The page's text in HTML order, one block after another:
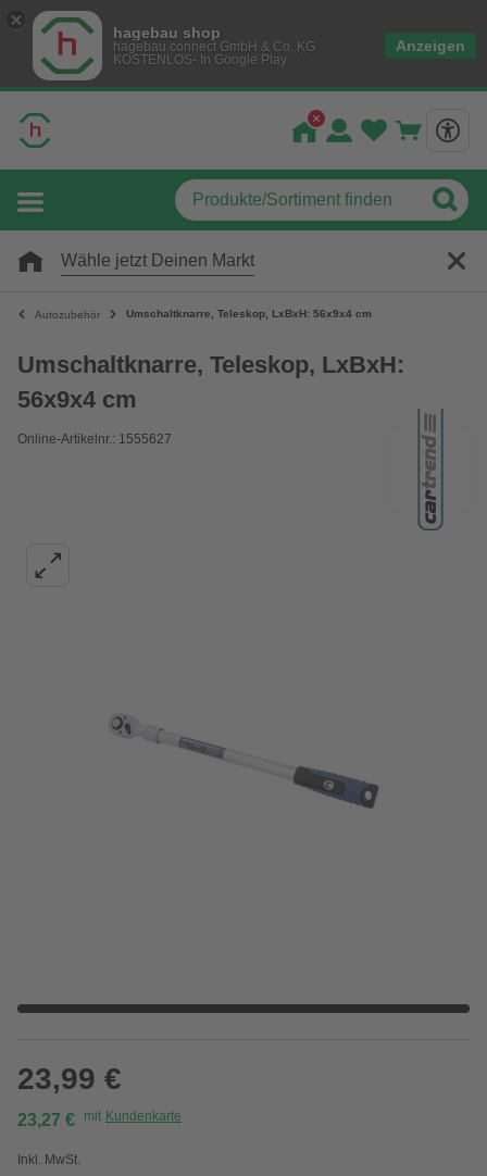
hagebau shop
hagebau connect GmbH & Co. KG
KOSTENLOS- In Google Play
Anzeigen
Wähle jetzt Deinen Markt
Autozubehör Umschaltknarre, Teleskop, LxBxH: 56x9x4 cm
Umschaltknarre, Teleskop, LxBxH:
56x9x4 cm
Online-Artikelnr.: 1555627
23,99 €
23,27 € mit Kundenkarte
Inkl. MwSt.